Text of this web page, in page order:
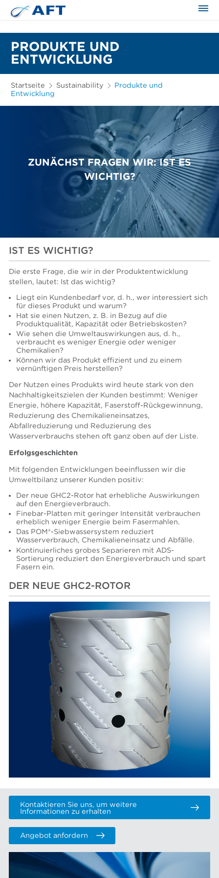
PRODUKTE UND
ENTWICKLUNG
Startseite Sustainability
Produkte und
Entwicklung
ZUNÄCHST FRAGEN WIR: IST ES
WICHTIG?
IST ES WICHTIG?
Die erste Frage, die wir in der Produktentwicklung
stellen, lautet: Ist das wichtig?
Liegt ein Kundenbedarf vor, d. h., wer interessiert sich
für dieses Produkt und warum?
Hat sie einen Nutzen, z. B. in Bezug auf die
Produktqualität, Kapazität oder Betriebskosten?
Wie sehen die Umweltauswirkungen aus, d. h.,
verbraucht es weniger Energie oder weniger
Chemikalien?
Können wir das Produkt effizient und zu einem
vernünftigen Preis herstellen?
Der Nutzen eines Produkts wird heute stark von den
Nachhaltigkeitszielen der Kunden bestimmt: Weniger
Energie, höhere Kapazität, Faserstoff-Rückgewinnung,
Reduzierung des Chemikalieneinsatzes,
Abfallreduzierung und Reduzierung des
Wasserverbrauchs stehen oft ganz oben auf der Liste.
Erfolgsgeschichten
Mit folgenden Entwicklungen beeinflussen wir die
Umweltbilanz unserer Kunden positiv:
Der neue GHC2-Rotor hat erhebliche Auswirkungen
auf den Energieverbrauch.
Finebar-Platten mit geringer Intensität verbrauchen
erheblich weniger Energie beim Fasermahlen.
Das POM®-Siebwassersystem reduziert
Wasserverbrauch, Chemikalieneinsatz und Abfälle.
Kontinuierliches grobes Separieren mit ADS-
Sortierung reduziert den Energieverbrauch und spart
Fasern ein.
DER NEUE GHC2-ROTOR
Kontaktieren Sie uns, um weitere
Informationen zu erhalten
Angebot anfordern